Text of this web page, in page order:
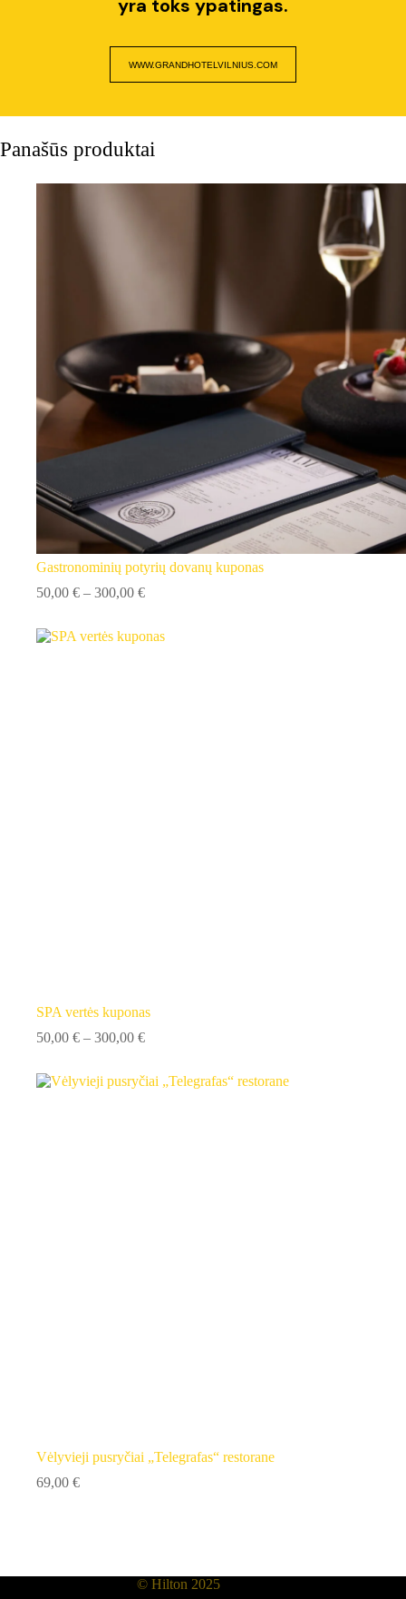
yra toks ypatingas.
WWW.GRANDHOTELVILNIUS.COM
Panašūs produktai
Gastronominių potyrių dovanų kuponas
50,00 € – 300,00 €Price
through
SPA vertės kuponas
50,00 € – 300,00 €Price
through
Vėlyvieji pusryčiai „Telegrafas“ restorane
69,00 €
© Hilton 2025